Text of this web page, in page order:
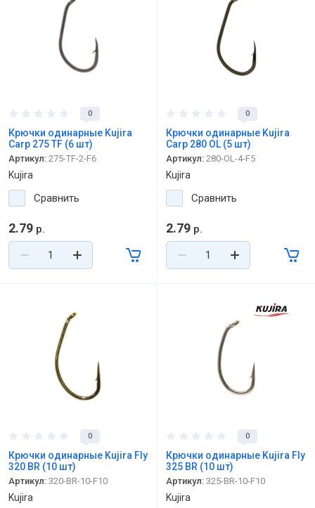
0
Крючки одинарные Kujira
Carp 275 TF (6 шт)
Артикул: 275-TF-2-F6
Kujira
Сравнить
2.79 р.
0
Крючки одинарные Kujira
Carp 280 OL (5 шт)
Артикул: 280-OL-4-F5
Kujira
Сравнить
2.79 р.
0
Крючки одинарные Kujira Fly
320 BR (10 шт)
Артикул: 320-BR-10-F10
Kujira
0
Крючки одинарные Kujira Fly
325 BR (10 шт)
Артикул: 325-BR-10-F10
Kujira